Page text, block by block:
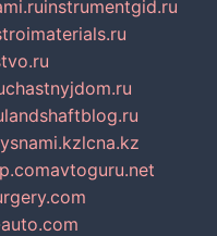
instrumentgid.ru
chastnyjdom.ru
landshaftblog.ru
lcna.kz
avtoguru.net